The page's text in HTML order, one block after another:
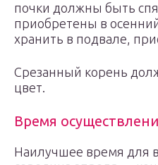
почки должны быть
приобретены в
хранить в подвале,
Срезанный корень
цвет.
Время
Наилучшее время для